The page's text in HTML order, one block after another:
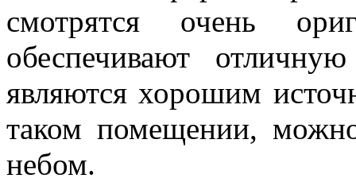
смотрятся очень
обеспечивают
являются хорошим
таком помещении,
небом.